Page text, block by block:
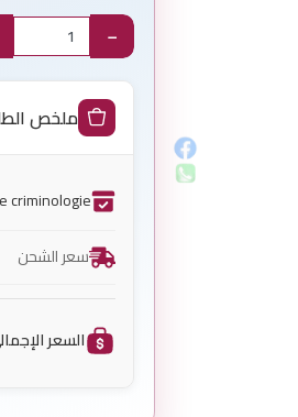
−
ملخص
criminologie
سعر الشحن
السعر